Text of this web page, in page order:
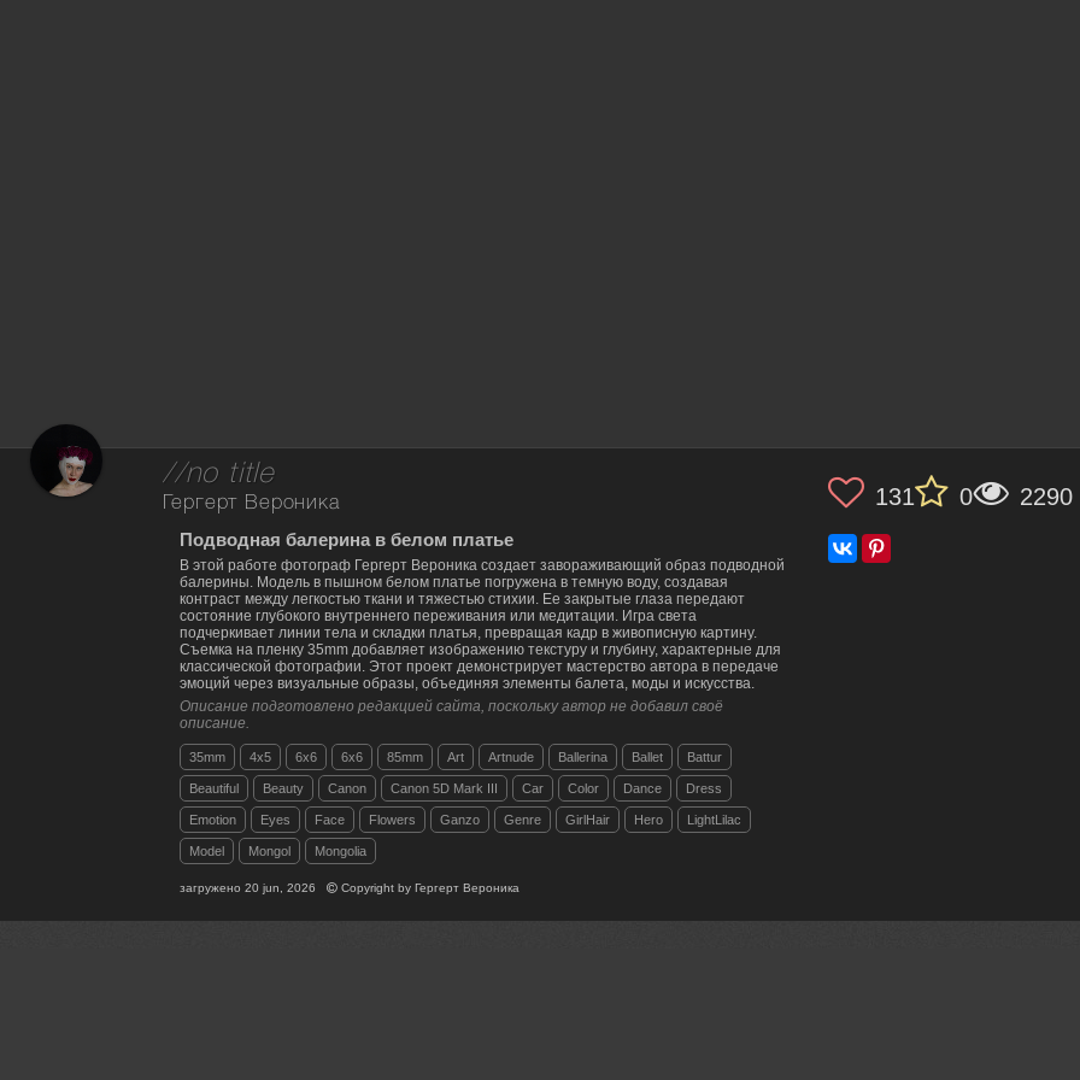
//no title
Гергерт Вероника
Подводная балерина в белом платье
В этой работе фотограф Гергерт Вероника создает завораживающий образ подводной
балерины. Модель в пышном белом платье погружена в темную воду, создавая
контраст между легкостью ткани и тяжестью стихии. Ее закрытые глаза передают
состояние глубокого внутреннего переживания или медитации. Игра света
подчеркивает линии тела и складки платья, превращая кадр в живописную картину.
Съемка на пленку 35mm добавляет изображению текстуру и глубину, характерные для
классической фотографии. Этот проект демонстрирует мастерство автора в передаче
эмоций через визуальные образы, объединяя элементы балета, моды и искусства.
Описание подготовлено редакцией сайта, поскольку автор не добавил своё
описание.
35mm 4x5 6x6 6х6 85mm Art Artnude Ballerina Ballet Battur
Beautiful Beauty Canon Canon 5D Mark III Car Color Dance Dress
Emotion Eyes Face Flowers Ganzo Genre GirlHair Hero LightLilac
Model Mongol Mongolia
загружено20 jun, 2026 Copyright byГергерт Вероника
131 0 2290